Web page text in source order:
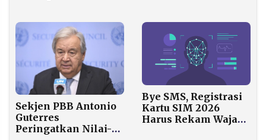
Prabowo
Sekjen PBB Antonio
Guterres
Peringatkan Nilai-
Bye SMS, Registrasi
Kartu SIM 2026
Harus Rekam Wajah